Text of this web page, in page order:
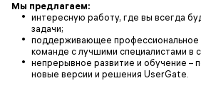
Мы предлагаем:
интересную работу, где вы всегда
задачи;
поддерживающее профессиональное
команде с лучшими специалистами в
непрерывное развитие и обучение –
новые версии и решения UserGate.